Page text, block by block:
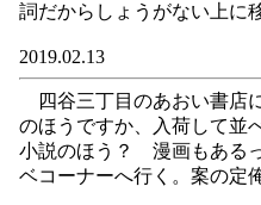
詞だからしょうがない上に
2019.02.13
四谷三丁目のあおい書店
のほうですか、入荷して並
小説のほう？ 漫画もある
ベコーナーへ行く。案の定